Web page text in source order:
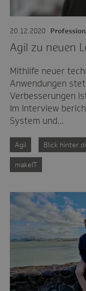
20.12.2020
Agil zu neuen
Mithilfe neuer
Anwendungen
Verbesserungen
Im Interview
System und…
Agil Blick hinter
makeIT